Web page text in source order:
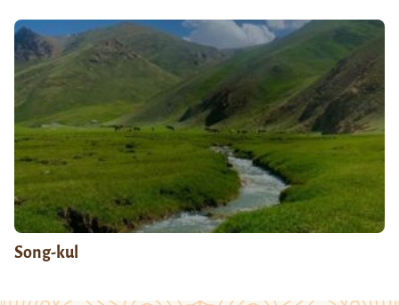
Song-kul